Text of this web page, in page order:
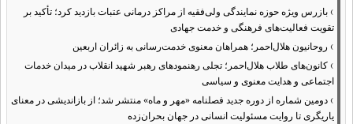
› بازرس ویژه حوزه نمایندگی ولی‌فقیه از مراکز درمانی عتبات بازدید کرد؛ تأکید بر
تقویت فعالیت‌های فرهنگی و خدمت جهادی
› روحانیون هلال‌احمر؛ همراهان معنوی خدمت‌رسانی به زائران اربعین
› کانون‌های طلاب هلال‌احمر؛ تجلی رهنمودهای رهبر شهید انقلاب در میدان خدمات
اجتماعی و هدایت معنوی و سیاسی
› دومین شماره از دوره جدید فصلنامه «مهر و ماه» منتشر شد؛ از بازاندیشی در معنای
یاریگری تا روایت مسئولیت انسانی در جهان بحران‌زده